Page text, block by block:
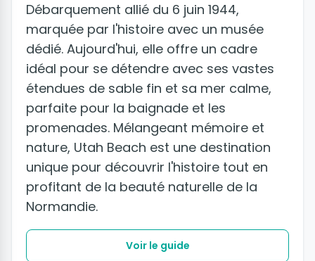
Débarquement allié du 6 juin 1944,
marquée par l'histoire avec un musée
dédié. Aujourd'hui, elle offre un cadre
idéal pour se détendre avec ses vastes
étendues de sable fin et sa mer calme,
parfaite pour la baignade et les
promenades. Mélangeant mémoire et
nature, Utah Beach est une destination
unique pour découvrir l'histoire tout en
profitant de la beauté naturelle de la
Normandie.
Voir le guide